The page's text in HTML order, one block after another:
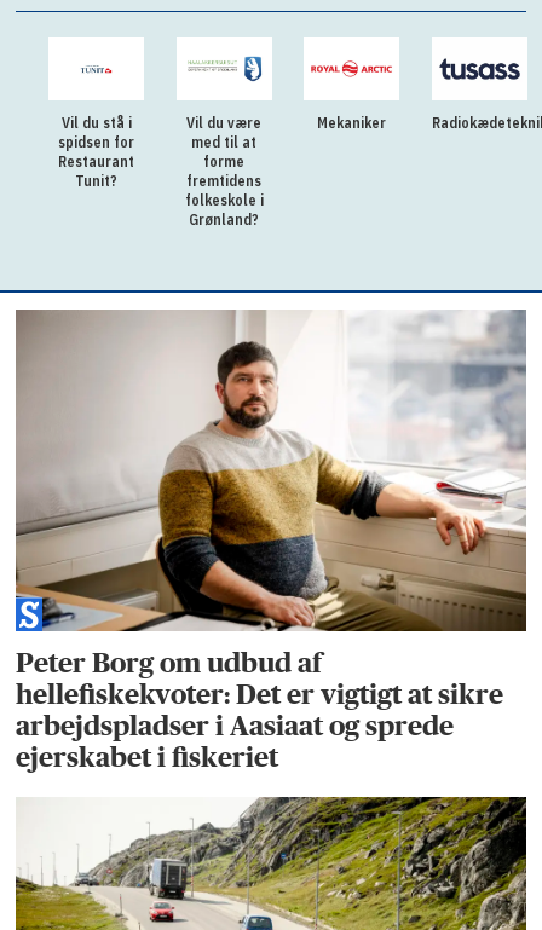
Vil du stå i
spidsen for
Restaurant
Tunit?
Vil du være
med til at
forme
fremtidens
folkeskole i
Grønland?
Mekaniker
Peter Borg om udbud af
hellefiskekvoter: Det er vigtigt at sikre
arbejdspladser i Aasiaat og sprede
ejerskabet i fiskeriet